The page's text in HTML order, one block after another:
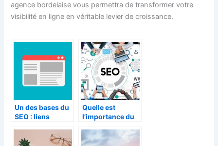
agence bordelaise vous permettra de transformer votre
visibilité en ligne en véritable levier de croissance.
Un des bases du
SEO : liens
architecture de
l’information
Quelle est
l’importance du